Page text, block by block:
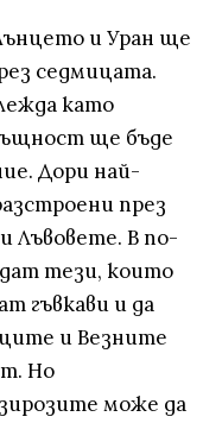
и Уран ще
седмицата.
като
ще бъде
Дори най-
през
Лъвовете. В по-
тези, които
гъвкави и да
и Везните
Но
може да